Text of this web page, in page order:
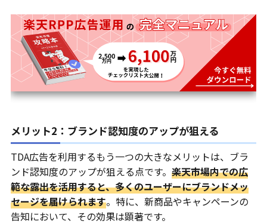
メリット2：ブランド認知度のアップが狙える
TDA広告を利用するもう一つの大きなメリットは、ブラ
ンド認知度のアップが狙える点です。楽天市場内での広
範な露出を活用すると、多くのユーザーにブランドメッ
セージを届けられます。特に、新商品やキャンペーンの
告知において、その効果は顕著です。